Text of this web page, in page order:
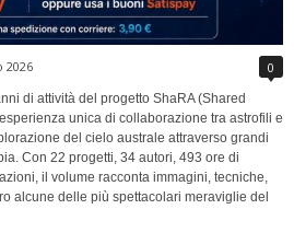
2026 0
di attività del progetto ShaRA (Shared
unica di collaborazione tra astrofili e
del cielo australe attraverso grandi
Con 22 progetti, 34 autori, 493 ore di
il volume racconta immagini, tecniche,
alcune delle più spettacolari meraviglie del